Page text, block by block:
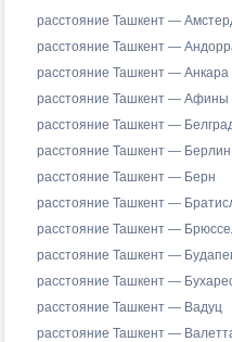
расстояние Ташкент —
расстояние Ташкент —
расстояние Ташкент — Анкара
расстояние Ташкент — Афины
расстояние Ташкент —
расстояние Ташкент — Берлин
расстояние Ташкент — Берн
расстояние Ташкент —
расстояние Ташкент —
расстояние Ташкент —
расстояние Ташкент —
расстояние Ташкент — Вадуц
расстояние Ташкент —